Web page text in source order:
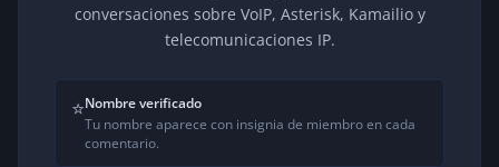
conversaciones sobre VoIP, Asterisk, Kamailio y
telecomunicaciones IP.
⭐Nombre verificado
Tu nombre aparece con insignia de miembro en cada
comentario.